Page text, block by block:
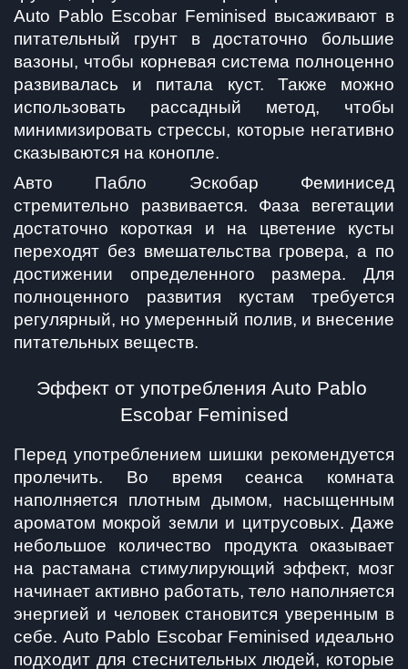
Auto Pablo Escobar Feminised высаживают в
питательный грунт в достаточно большие
вазоны, чтобы корневая система полноценно
развивалась и питала куст. Также можно
использовать рассадный метод, чтобы
минимизировать стрессы, которые негативно
сказываются на конопле.
Авто Пабло Эскобар Феминисед
стремительно развивается. Фаза вегетации
достаточно короткая и на цветение кусты
переходят без вмешательства гровера, а по
достижении определенного размера. Для
полноценного развития кустам требуется
регулярный, но умеренный полив, и внесение
питательных веществ.
Эффект от употребления Auto Pablo
Escobar Feminised
Перед употреблением шишки рекомендуется
пролечить. Во время сеанса комната
наполняется плотным дымом, насыщенным
ароматом мокрой земли и цитрусовых. Даже
небольшое количество продукта оказывает
на растамана стимулирующий эффект, мозг
начинает активно работать, тело наполняется
энергией и человек становится уверенным в
себе. Auto Pablo Escobar Feminised идеально
подходит для стеснительных людей, которые